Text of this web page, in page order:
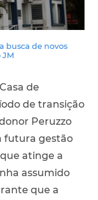
busca de novos
JM
de
de transição
Peruzzo
futura gestão
atinge a
assumido
que a